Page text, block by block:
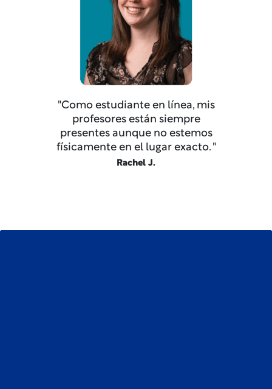
"Como estudiante en línea, mis
profesores están siempre
presentes aunque no estemos
físicamente en el lugar exacto. "
Rachel J.